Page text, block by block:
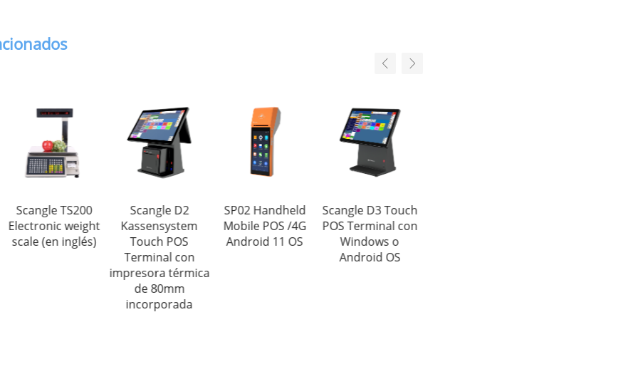
Scangle TS200
Electronic weight
scale (en inglés)
Scangle D2
Kassensystem
Touch POS
Terminal con
impresora térmica
de 80mm
incorporada
SP02 Handheld
Mobile POS /4G
Android 11 OS
Scangle D3 Touch
POS Terminal con
Windows o
Android OS